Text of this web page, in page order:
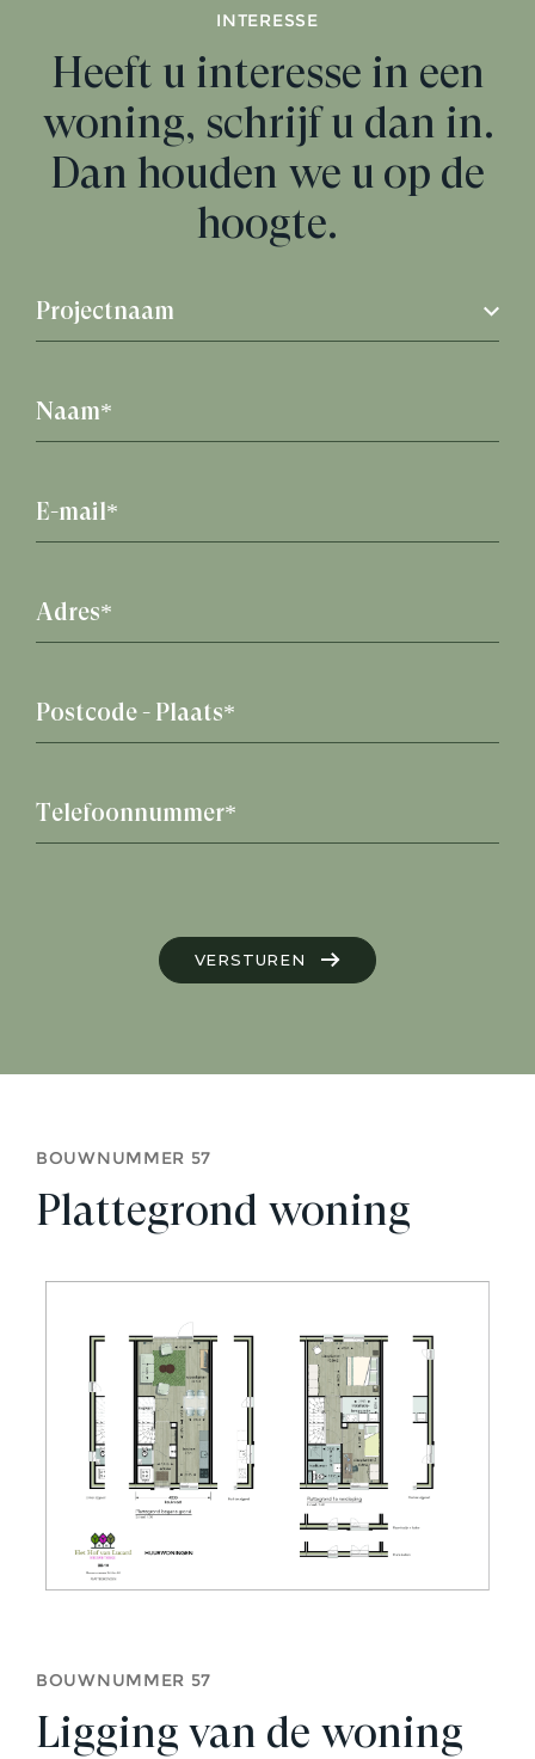
INTERESSE
Heeft u interesse in een
woning, schrijf u dan in.
Dan houden we u op de
hoogte.
Projectnaam
VERSTUREN
BOUWNUMMER 57
Plattegrond woning
BOUWNUMMER 57
Ligging van de woning